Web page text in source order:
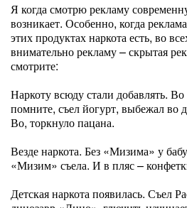
Я когда смотрю рекламу
возникает. Особенно, когда
этих продуктах наркота есть, во
внимательно рекламу – скрытая
смотрите:
Наркоту всюду стали добавлять.
помните, съел йогурт, выбежал во
Во, торкнуло пацана.
Везде наркота. Без «Мизима» у
«Мизим» съела. И в пляс –
Детская наркота появилась. Съел